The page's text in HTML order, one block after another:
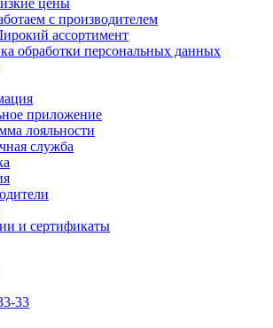
цены
с производителем
ассортимент
обработки персональных данных
приложение
лояльности
служба
и сертификаты
33